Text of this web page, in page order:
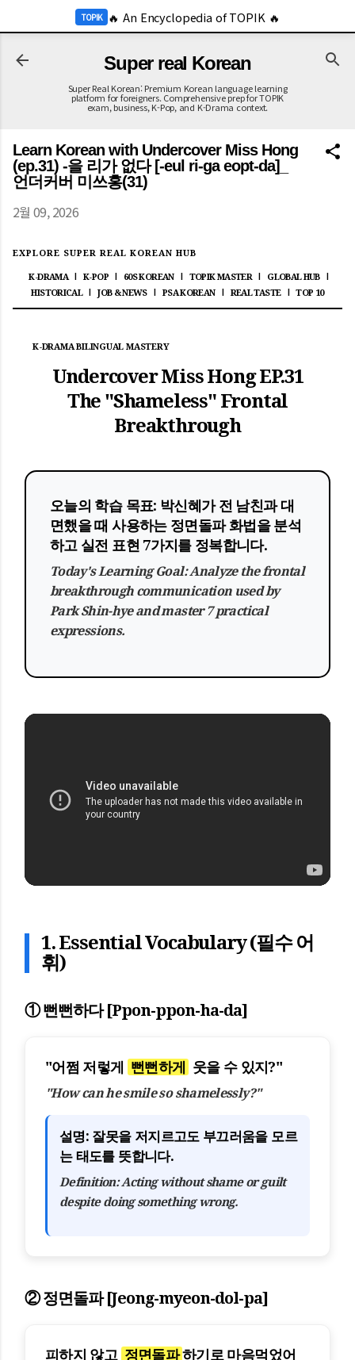
TOPIK 🔥 An Encyclopedia of TOPIK 🔥
기본 콘텐츠로 건너뛰기
Super real Korean
Super Real Korean: Premium Korean language learning
platform for foreigners. Comprehensive prep for TOPIK
exam, business, K-Pop, and K-Drama context.
Learn Korean with Undercover Miss Hong
(ep.31) -을 리가 없다 [-eul ri-ga eopt-da]_
언더커버 미쓰홍(31)
2월 09, 2026
EXPLORE SUPER REAL KOREAN HUB
K-DRAMA K-POP 60S KOREAN TOPIK MASTER GLOBAL HUB
HISTORICAL JOB & NEWS PSA KOREAN REAL TASTE TOP 10
K-DRAMA BILINGUAL MASTERY
Undercover Miss Hong EP.31
The "Shameless" Frontal
Breakthrough
오늘의 학습 목표: 박신혜가 전 남친과 대
면했을 때 사용하는 정면돌파화법을 분석
하고 실전 표현 7가지를 정복합니다.
Today's Learning Goal:Analyze the frontal
breakthroughcommunication used by
Park Shin-hye and master 7 practical
expressions.
1. Essential Vocabulary (필수 어
휘)
① 뻔뻔하다 [Ppon-ppon-ha-da]
"어쩜 저렇게 뻔뻔하게 웃을 수 있지?"
"How can he smile so shamelessly?"
설명: 잘못을 저지르고도 부끄러움을 모르
는 태도를 뜻합니다.
Definition:Acting without shame or guilt
despite doing something wrong.
② 정면돌파 [Jeong-myeon-dol-pa]
피하지 않고 정면돌파하기로 마음먹었어